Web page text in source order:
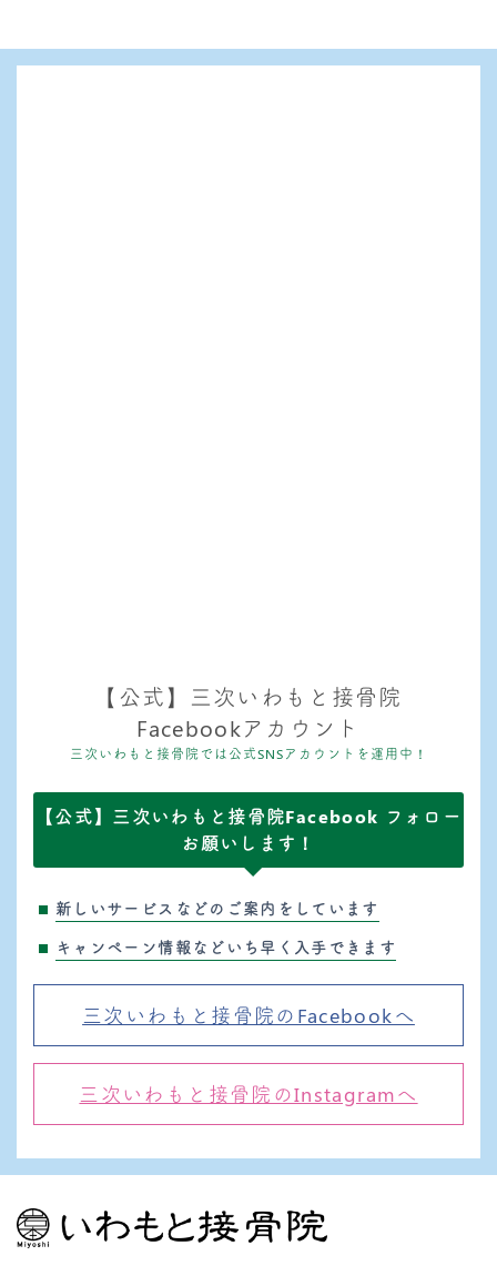
【公式】三次いわもと接骨院
Facebookアカウント
三次いわもと接骨院では公式SNSアカウントを運用中！
【公式】三次いわもと接骨院Facebook フォロー
お願いします！
新しいサービスなどのご案内をしています
キャンペーン情報などいち早く入手できます
三次いわもと接骨院のFacebookへ
三次いわもと接骨院のInstagramへ